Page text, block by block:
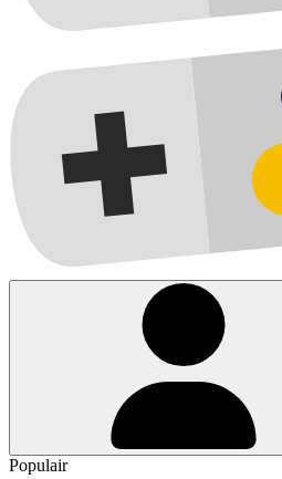
Populair